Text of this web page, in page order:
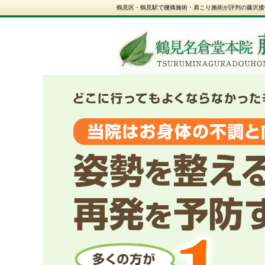
鶴見区・鶴見駅で腰痛施術・肩こり施術が評判の藤沢